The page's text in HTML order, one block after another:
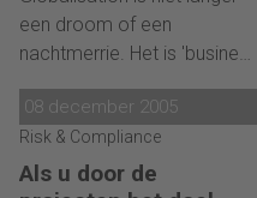
een droom of een
nachtmerrie. Het is 'business
08 december 2005
Risk & Compliance
Als u door de